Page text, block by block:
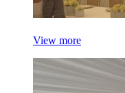
View more